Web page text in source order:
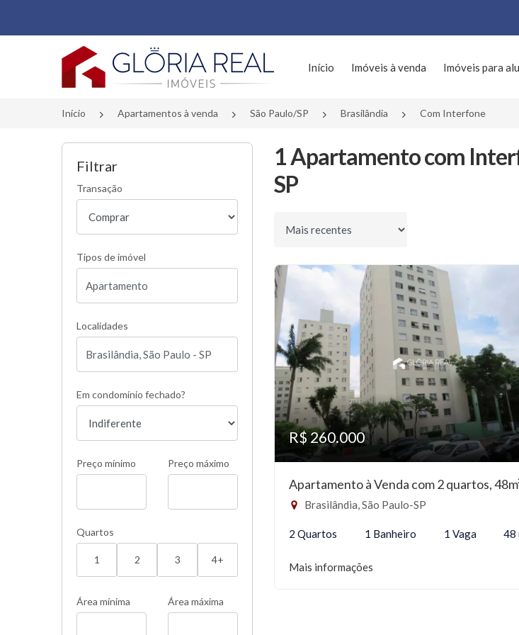
Página inicial
Início Imóveis à venda Imóveis para
Início Apartamentos à venda São Paulo/SP Brasilândia Com Interfone
Filtrar
Transação
Tipos de imóvel
Localidades
Em condomínio fechado?
Preço mínimo Preço máximo
Quartos
1 2 3 4+
Área mínima Área máxima
1 Apartamento com
SP
Ordenar por
R$ 260.000
Apartamento à Venda com 2 quartos,
Brasilândia, São Paulo-SP
2 Quartos 1 Banheiro 1 Vaga 48
Mais informações